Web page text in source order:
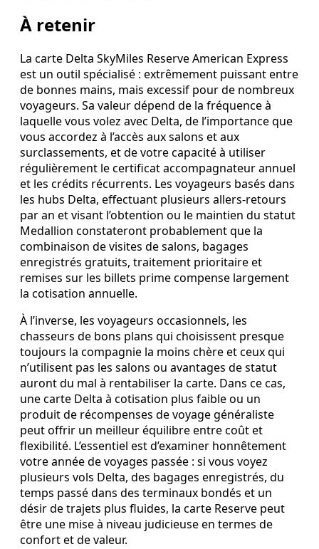
À retenir
La carte Delta SkyMiles Reserve American Express
est un outil spécialisé : extrêmement puissant entre
de bonnes mains, mais excessif pour de nombreux
voyageurs. Sa valeur dépend de la fréquence à
laquelle vous volez avec Delta, de l’importance que
vous accordez à l’accès aux salons et aux
surclassements, et de votre capacité à utiliser
régulièrement le certificat accompagnateur annuel
et les crédits récurrents. Les voyageurs basés dans
les hubs Delta, effectuant plusieurs allers‑retours
par an et visant l’obtention ou le maintien du statut
Medallion constateront probablement que la
combinaison de visites de salons, bagages
enregistrés gratuits, traitement prioritaire et
remises sur les billets prime compense largement
la cotisation annuelle.
À l’inverse, les voyageurs occasionnels, les
chasseurs de bons plans qui choisissent presque
toujours la compagnie la moins chère et ceux qui
n’utilisent pas les salons ou avantages de statut
auront du mal à rentabiliser la carte. Dans ce cas,
une carte Delta à cotisation plus faible ou un
produit de récompenses de voyage généraliste
peut offrir un meilleur équilibre entre coût et
flexibilité. L’essentiel est d’examiner honnêtement
votre année de voyages passée : si vous voyez
plusieurs vols Delta, des bagages enregistrés, du
temps passé dans des terminaux bondés et un
désir de trajets plus fluides, la carte Reserve peut
être une mise à niveau judicieuse en termes de
confort et de valeur.